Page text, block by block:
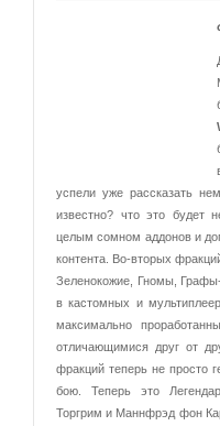
успели уже рассказать
известно? что это будет
целым сомном аддонов и
контента. Во-вторых
Зеленокожие, Гномы,
в кастомных и
максимально
отличающимися друг от
фракций теперь не просто
бою. Теперь это
Торгрим и Маннфрэд фон